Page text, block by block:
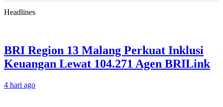
Headlines
BRI Region 13 Malang Perkuat Inklusi
Keuangan Lewat 104.271 Agen BRILink
4 hari ago